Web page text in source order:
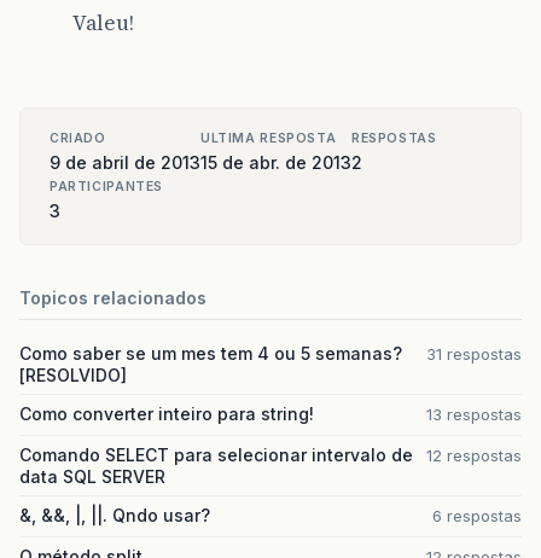
Valeu!
CRIADO
9 de abril de 2013
ULTIMA RESPOSTA
15 de abr. de 2013
RESPOSTAS
2
PARTICIPANTES
3
Topicos relacionados
Como saber se um mes tem 4 ou 5 semanas?
[RESOLVIDO]
31 respostas
Como converter inteiro para string! 13 respostas
Comando SELECT para selecionar intervalo de
data SQL SERVER
12 respostas
&, &&, |, ||. Qndo usar? 6 respostas